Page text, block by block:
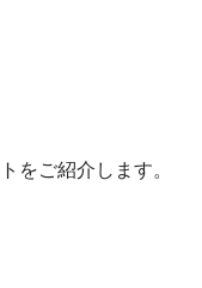
をご紹介します。